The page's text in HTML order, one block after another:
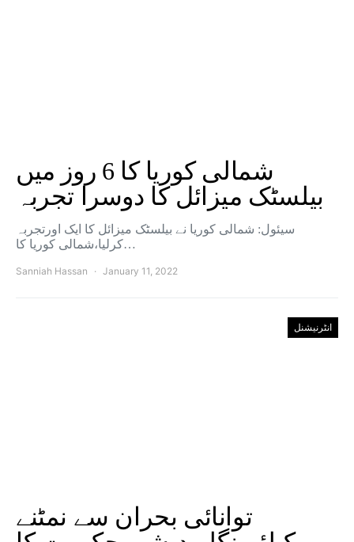
شمالی کوریا کا 6 روز میں
بیلسٹک میزائل کا دوسرا تجربہ
سیئول: شمالی کوریا نے بیلسٹک میزائل کا ایک اورتجربہ
کرلیا،شمالی کوریا کا…
Sanniah Hassan January 11, 2022
انٹرنیشنل
توانائی بحران سے نمٹنے